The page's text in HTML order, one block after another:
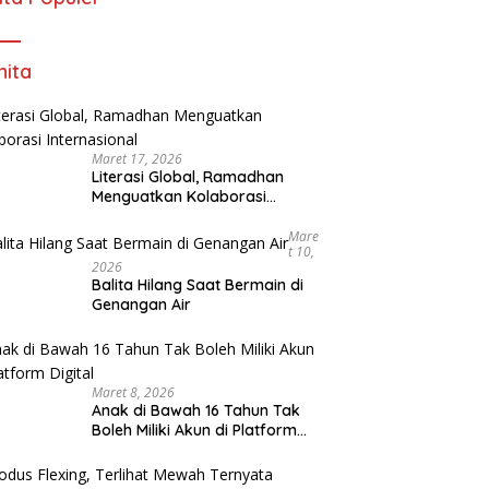
Maret 17, 2026
Literasi Global, Ramadhan
Menguatkan Kolaborasi
Mare
T 10,
2026
Balita Hilang Saat Bermain di
Genangan Air
Maret 8, 2026
Anak di Bawah 16 Tahun Tak
Boleh Miliki Akun di Platform